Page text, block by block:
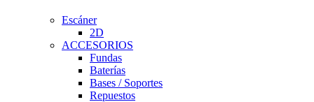
Escáner
2D
ACCESORIOS
Fundas
Baterías
Bases / Soportes
Repuestos